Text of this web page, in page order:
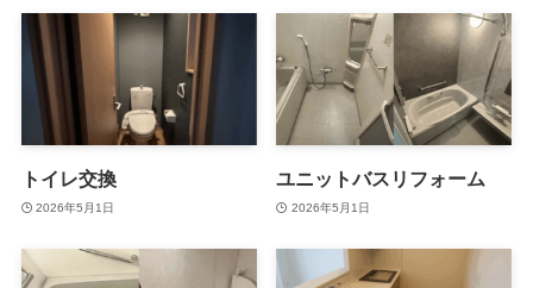
トイレ交換
2026年5月1日
ユニットバスリフォーム
2026年5月1日